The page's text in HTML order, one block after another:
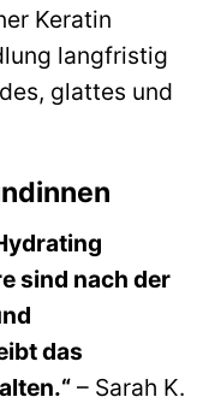
Keratin
langfristig
glattes und
sind nach der
das
– Sarah K.